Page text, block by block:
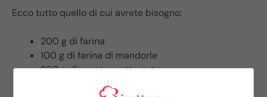
Ecco tutto quello di cui avrete bisogno:
200 g di farina
100 g di farina di mandorle
200 g di carote grattugiate
100 ml di succo d’arancia